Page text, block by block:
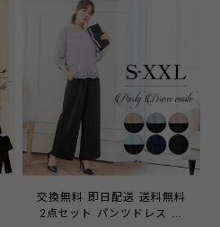
交換無料 即日配送 送料無料
2点セット パンツドレス ガ